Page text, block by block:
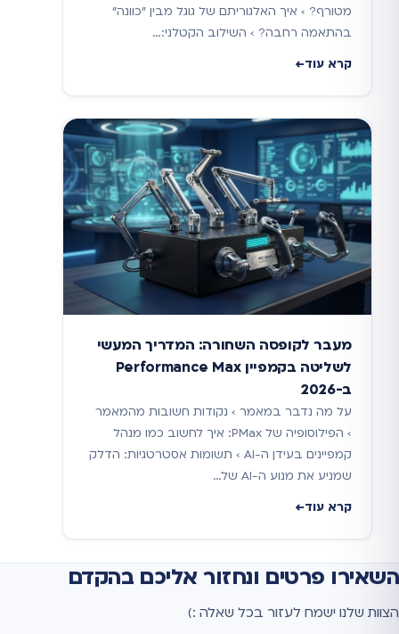
מטורף? › איך האלגוריתם של גוגל מבין "כוונה"
בהתאמה רחבה? › השילוב הקטלני:…
קרא עוד
מעבר לקופסה השחורה: המדריך המעשי
לשליטה בקמפיין Performance Max
ב-2026
על מה נדבר במאמר › נקודות חשובות מהמאמר
› הפילוסופיה של PMax: איך לחשוב כמו מנהל
קמפיינים בעידן ה-AI › תשומות אסטרטגיות: הדלק
שמניע את מנוע ה-AI של…
קרא עוד
השאירו פרטים ונחזור אליכם בהקדם
הצוות שלנו ישמח לעזור בכל שאלה :)